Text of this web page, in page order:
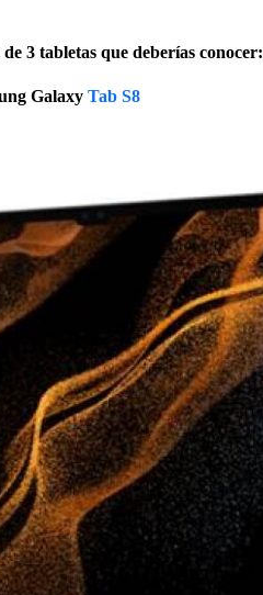
3 tabletas que deberías conocer:
Galaxy Tab S8